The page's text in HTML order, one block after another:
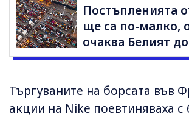
Постъпленията
ще са по-малко,
очаква Белият
Търгуваните на борсата във
акции на Nike поевтиняваха с